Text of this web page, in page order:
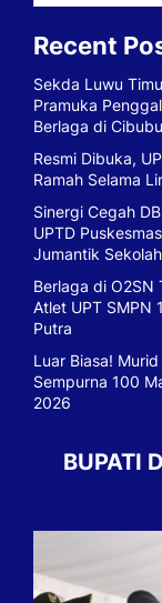
Recent
Sekda Luwu
Pramuka
Berlaga di
Resmi Dibuka,
Ramah Selama
Sinergi Cegah
UPTD
Jumantik Sekolah
Berlaga di
Atlet UPT SMPN
Putra
Luar Biasa!
Sempurna 100
2026
BUPATI